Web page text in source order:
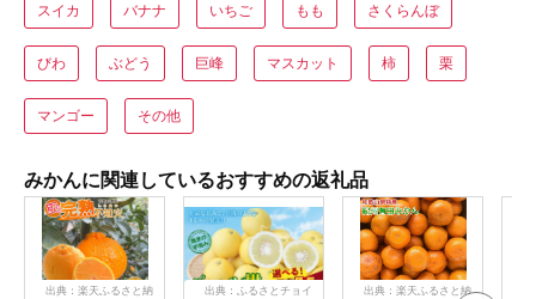
スイカ バナナ いちご もも さくらんぼ
びわ ぶどう 巨峰 マスカット 柿 栗
マンゴー その他
みかんに関連しているおすすめの返礼品
出典：楽天ふるさと納
出典：ふるさとチョイ
出典：楽天ふるさと納